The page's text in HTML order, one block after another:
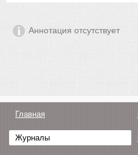
Аннотация отсутствует
Главная
Журналы